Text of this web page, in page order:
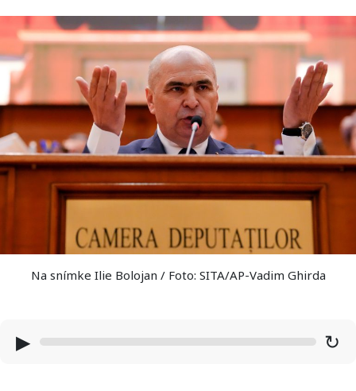
Na snímke Ilie Bolojan / Foto: SITA/AP-Vadim Ghirda
▶ ↻